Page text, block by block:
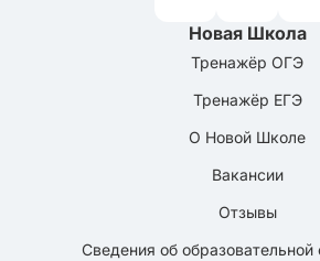
Новая Школа
Тренажёр ОГЭ
Тренажёр ЕГЭ
О Новой Школе
Вакансии
Отзывы
Сведения об образовательной